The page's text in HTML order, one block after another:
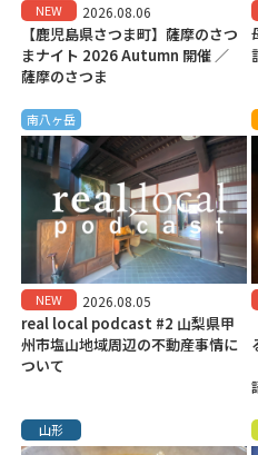
NEW 2026.08.06
【鹿児島県さつま町】薩摩のさつ
まナイト 2026 Autumn 開催 ／
薩摩のさつま
南八ヶ岳
NEW 2026.08.05
real local podcast #2 山梨県甲
州市塩山地域周辺の不動産事情に
ついて
山形